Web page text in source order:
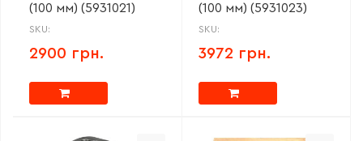
(100 мм) (5931021)
SKU:
2900 грн.
(100 мм) (5931023)
SKU:
3972 грн.